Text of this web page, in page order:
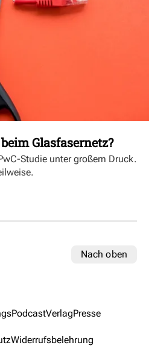
Glasfasernetz?
Studie unter großem Druck.
Nach oben
PodcastVerlagPresse
Widerrufsbelehrung